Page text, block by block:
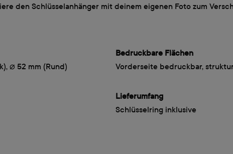
den Schlüsselanhänger mit deinem eigenen Foto zum
⌀ 52 mm (Rund)
Bedruckbare Flächen
Vorderseite bedruckbar,
Lieferumfang
Schlüsselring inklusive